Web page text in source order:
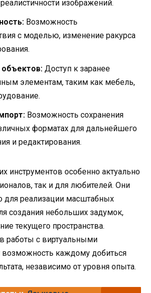
изображений.
Возможность
с моделью, изменение ракурса
объектов: Доступ к заранее
элементам, таким как мебель,
Возможность сохранения
форматах для дальнейшего
и редактирования.
инструментов особенно актуально
так и для любителей. Они
для реализации масштабных
создания небольших задумок,
текущего пространства.
работы с виртуальными
каждому добиться
независимо от уровня опыта.